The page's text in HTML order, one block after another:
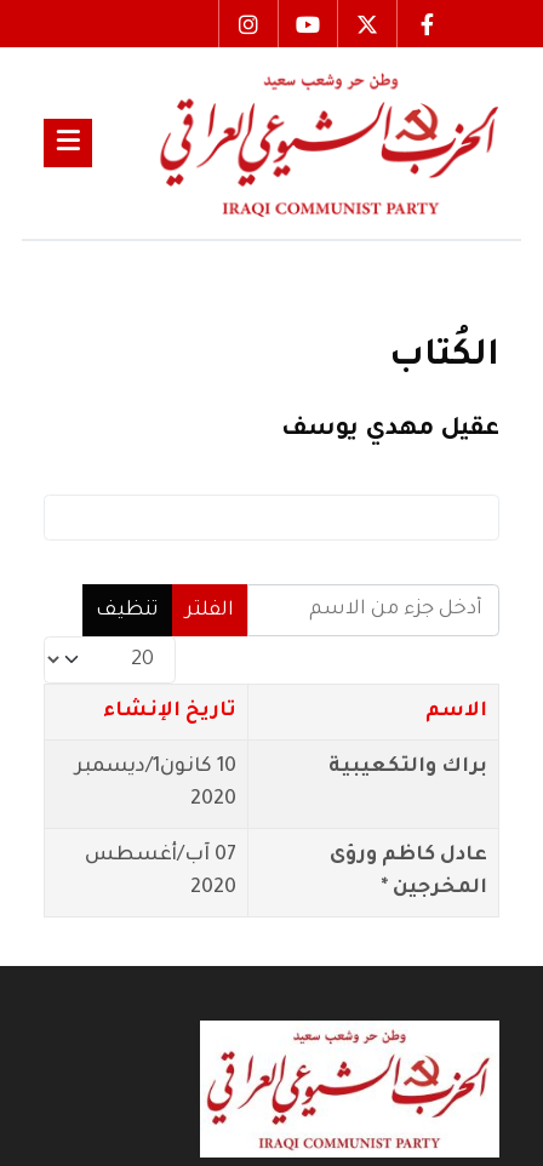
الكُتاب
عقيل مهدي يوسف
أدخل جزء من الاسم
الفلتر
تنظيف
عدد الإظهارات:
الاسم تاريخ الإنشاء
براك والتكعيبية
10 كانون1/ديسمبر
2020
عادل كاظم ورؤى
المخرجين *
07 آب/أغسطس
2020